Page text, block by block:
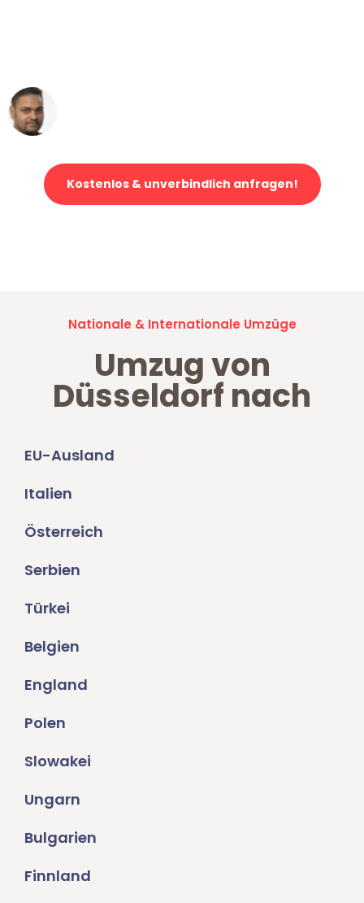
Kostenlos & unverbindlich anfragen!
Nationale & Internationale Umzüge
Umzug von
Düsseldorf nach
EU-Ausland
Italien
Österreich
Serbien
Türkei
Belgien
England
Polen
Slowakei
Ungarn
Bulgarien
Finnland